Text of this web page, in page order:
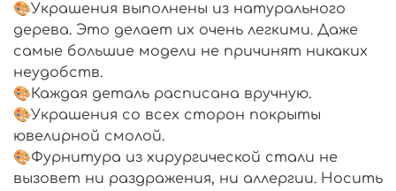
🎨Украшения выполнены из натурального
дерева. Это делает их очень легкими. Даже
самые большие модели не причинят никаких
неудобств.
🎨Каждая деталь расписана вручную.
🎨Украшения со всех сторон покрыты
ювелирной смолой.
🎨Фурнитура из хирургической стали не
вызовет ни раздражения, ни аллергии. Носить